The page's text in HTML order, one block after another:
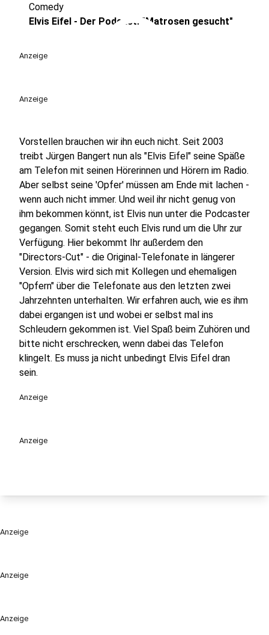
Anzeige
Anzeige
play_circle
Comedy
Elvis Eifel - Der Podcast: "Matrosen gesucht"
Anzeige
Anzeige
Vorstellen brauchen wir ihn euch nicht. Seit 2003
treibt Jürgen Bangert nun als "Elvis Eifel" seine Späße
am Telefon mit seinen Hörerinnen und Hörern im Radio.
Aber selbst seine 'Opfer' müssen am Ende mit lachen -
wenn auch nicht immer. Und weil ihr nicht genug von
ihm bekommen könnt, ist Elvis nun unter die Podcaster
gegangen. Somit steht euch Elvis rund um die Uhr zur
Verfügung. Hier bekommt Ihr außerdem den
"Directors-Cut" - die Original-Telefonate in längerer
Version. Elvis wird sich mit Kollegen und ehemaligen
"Opfern" über die Telefonate aus den letzten zwei
Jahrzehnten unterhalten. Wir erfahren auch, wie es ihm
dabei ergangen ist und wobei er selbst mal ins
Schleudern gekommen ist. Viel Spaß beim Zuhören und
bitte nicht erschrecken, wenn dabei das Telefon
klingelt. Es muss ja nicht unbedingt Elvis Eifel dran
sein.
Anzeige
Anzeige
Anzeige